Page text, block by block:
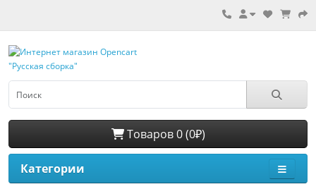
Товаров 0 (0₽)
Категории